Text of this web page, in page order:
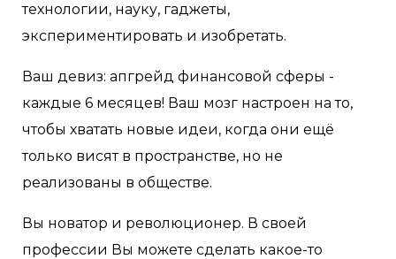
технологии, науку, гаджеты,
экспериментировать и изобретать.
Ваш девиз: апгрейд финансовой сферы -
каждые 6 месяцев! Ваш мозг настроен на то,
чтобы хватать новые идеи, когда они ещё
только висят в пространстве, но не
реализованы в обществе.
Вы новатор и революционер. В своей
профессии Вы можете сделать какое-то